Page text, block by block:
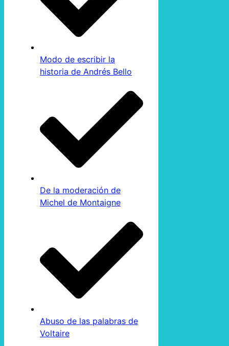
Modo de escribir la
historia de Andrés Bello
De la moderación de
Michel de Montaigne
Abuso de las palabras de
Voltaire